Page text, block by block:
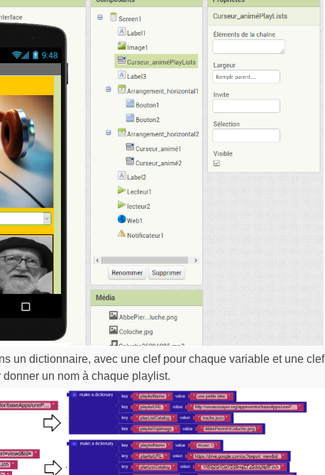
un dictionnaire, avec une clef pour chaque variable et une clef
un nom à chaque playlist.